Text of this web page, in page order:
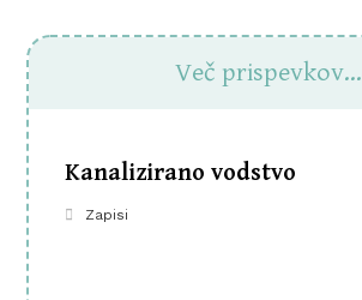
Več prispevkov...
Kanalizirano vodstvo
Zapisi